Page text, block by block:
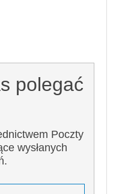
polegać
Poczty
wysłanych